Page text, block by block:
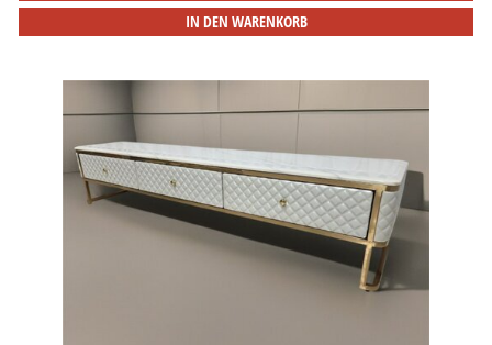
IN DEN WARENKORB